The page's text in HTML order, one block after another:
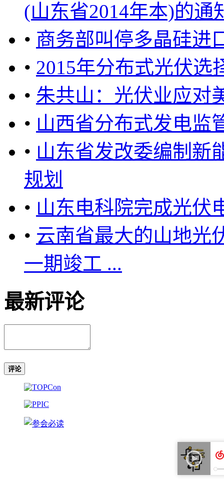
(山东省2014年本)的通
• 商务部叫停多晶硅进
• 2015年分布式光伏选
• 朱共山：光伏业应对
• 山西省分布式发电监
• 山东省发改委编制新
规划
• 山东电科院完成光伏
• 云南省最大的山地光
一期竣工 ...
最新评论
评论